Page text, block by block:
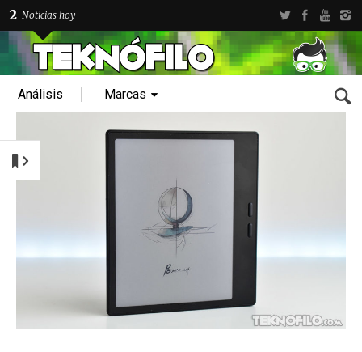
2 Noticias hoy
Análisis Marcas